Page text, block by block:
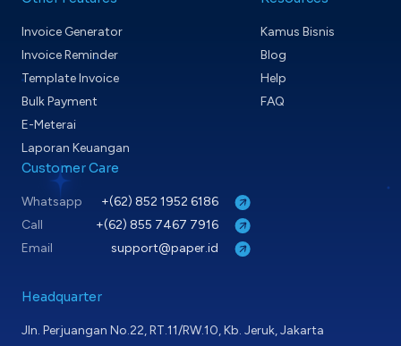
Invoice Generator
Invoice Reminder
Template Invoice
Bulk Payment
E-Meterai
Laporan Keuangan
Kamus Bisnis
Blog
Help
FAQ
Customer Care
Whatsapp
+(62) 852 1952 6186
Call
+(62) 855 7467 7916
Email
support@paper.id
Headquarter
Jln. Perjuangan No.22, RT.11/RW.10, Kb. Jeruk, Jakarta